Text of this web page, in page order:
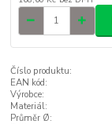
Číslo produktu:
EAN kód:
Výrobce:
Materiál:
Průměr Ø: